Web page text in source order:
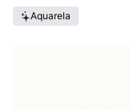
Aquarela